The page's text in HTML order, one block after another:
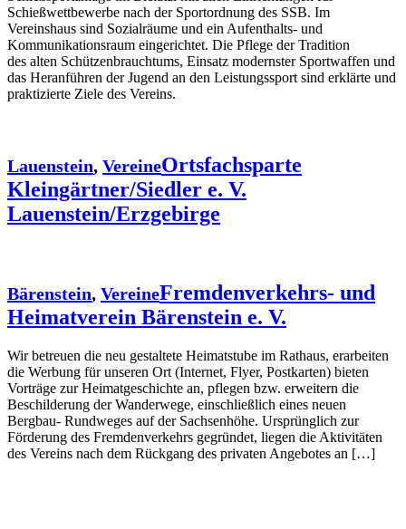
Schießwettbewerbe nach der Sportordnung des SSB. Im
Vereinshaus sind Sozialräume und ein Aufenthalts- und
Kommunikationsraum eingerichtet. Die Pflege der Tradition
des alten Schützenbrauchtums, Einsatz modernster Sportwaffen und
das Heranführen der Jugend an den Leistungssport sind erklärte und
praktizierte Ziele des Vereins.
Lauenstein, VereineOrtsfachsparte
Kleingärtner/Siedler e. V.
Lauenstein/Erzgebirge
Bärenstein, VereineFremdenverkehrs- und
Heimatverein Bärenstein e. V.
Wir betreuen die neu gestaltete Heimatstube im Rathaus, erarbeiten
die Werbung für unseren Ort (Internet, Flyer, Postkarten) bieten
Vorträge zur Heimatgeschichte an, pflegen bzw. erweitern die
Beschilderung der Wanderwege, einschließlich eines neuen
Bergbau- Rundweges auf der Sachsenhöhe. Ursprünglich zur
Förderung des Fremdenverkehrs gegründet, liegen die Aktivitäten
des Vereins nach dem Rückgang des privaten Angebotes an […]